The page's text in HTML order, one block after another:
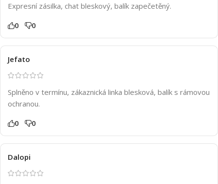
Expresní zásilka, chat bleskový, balík zapečetěný.
0 0
Jefato
Splněno v termínu, zákaznická linka blesková, balík s rámovou
ochranou.
0 0
Dalopi